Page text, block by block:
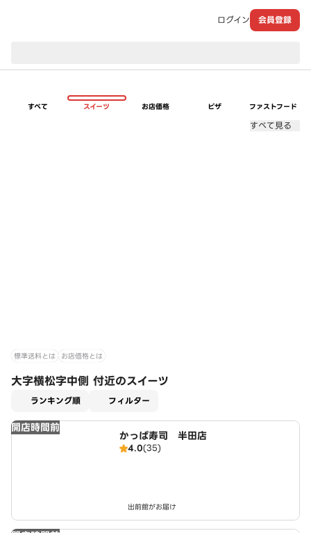
ログイン 会員登録
すべて スイーツ お店価格 ピザ ファストフード
すべて見る
標準送料とは お店価格とは
大字横松字中側 付近のスイーツ
ランキング順 フィルター
開店時間前
かっぱ寿司 半田店
4.0(35)
出前館がお届け